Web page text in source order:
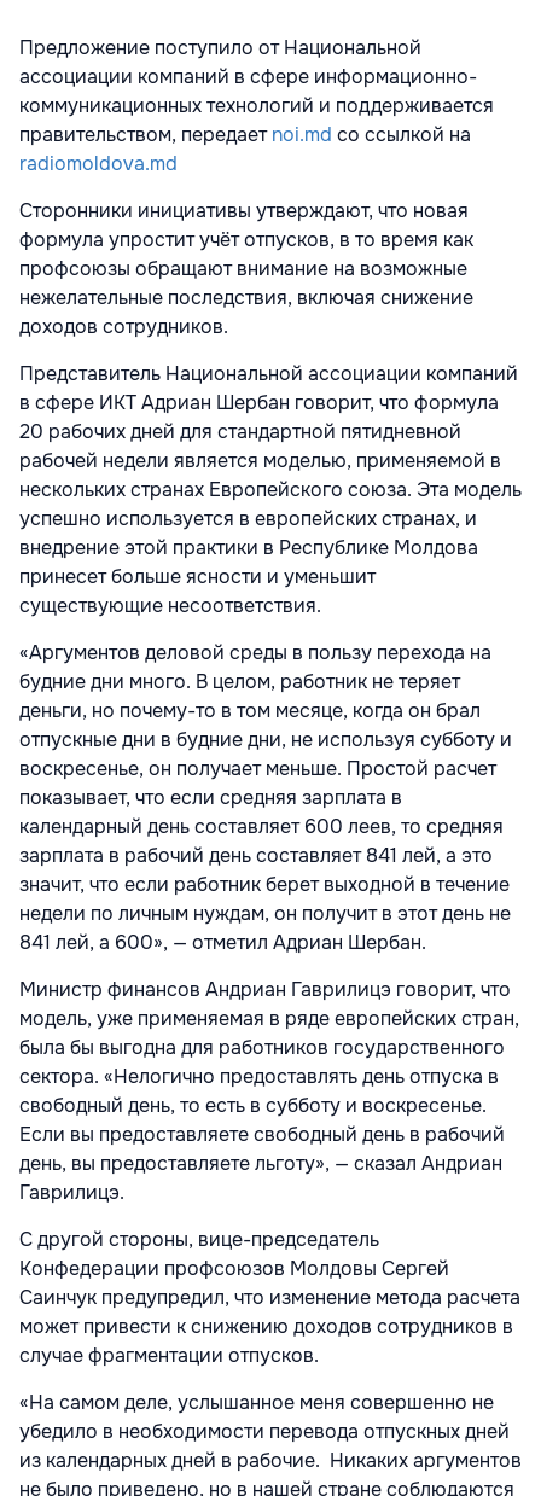
Предложение поступило от Национальной
ассоциации компаний в сфере информационно-
коммуникационных технологий и поддерживается
правительством, передаетnoi.md со ссылкой на
radiomoldova.md
Сторонники инициативы утверждают, что новая
формула упростит учёт отпусков, в то время как
профсоюзы обращают внимание на возможные
нежелательные последствия, включая снижение
доходов сотрудников.
Представитель Национальной ассоциации компаний
в сфере ИКТ Адриан Шербан говорит, что формула
20 рабочих дней для стандартной пятидневной
рабочей недели является моделью, применяемой в
нескольких странах Европейского союза. Эта модель
успешно используется в европейских странах, и
внедрение этой практики в Республике Молдова
принесет больше ясности и уменьшит
существующие несоответствия.
«Аргументов деловой среды в пользу перехода на
будние дни много. В целом, работник не теряет
деньги, но почему-то в том месяце, когда он брал
отпускные дни в будние дни, не используя субботу и
воскресенье, он получает меньше. Простой расчет
показывает, что если средняя зарплата в
календарный день составляет 600 леев, то средняя
зарплата в рабочий день составляет 841 лей, а это
значит, что если работник берет выходной в течение
недели по личным нуждам, он получит в этот день не
841 лей, а 600», — отметил Адриан Шербан.
Министр финансов Андриан Гаврилицэ говорит, что
модель, уже применяемая в ряде европейских стран,
была бы выгодна для работников государственного
сектора. «Нелогично предоставлять день отпуска в
свободный день, то есть в субботу и воскресенье.
Если вы предоставляете свободный день в рабочий
день, вы предоставляете льготу», — сказал Андриан
Гаврилицэ.
С другой стороны, вице-председатель
Конфедерации профсоюзов Молдовы Сергей
Саинчук предупредил, что изменение метода расчета
может привести к снижению доходов сотрудников в
случае фрагментации отпусков.
«На самом деле, услышанное меня совершенно не
убедило в необходимости перевода отпускных дней
из календарных дней в рабочие. Никаких аргументов
не было приведено, но в нашей стране соблюдаются